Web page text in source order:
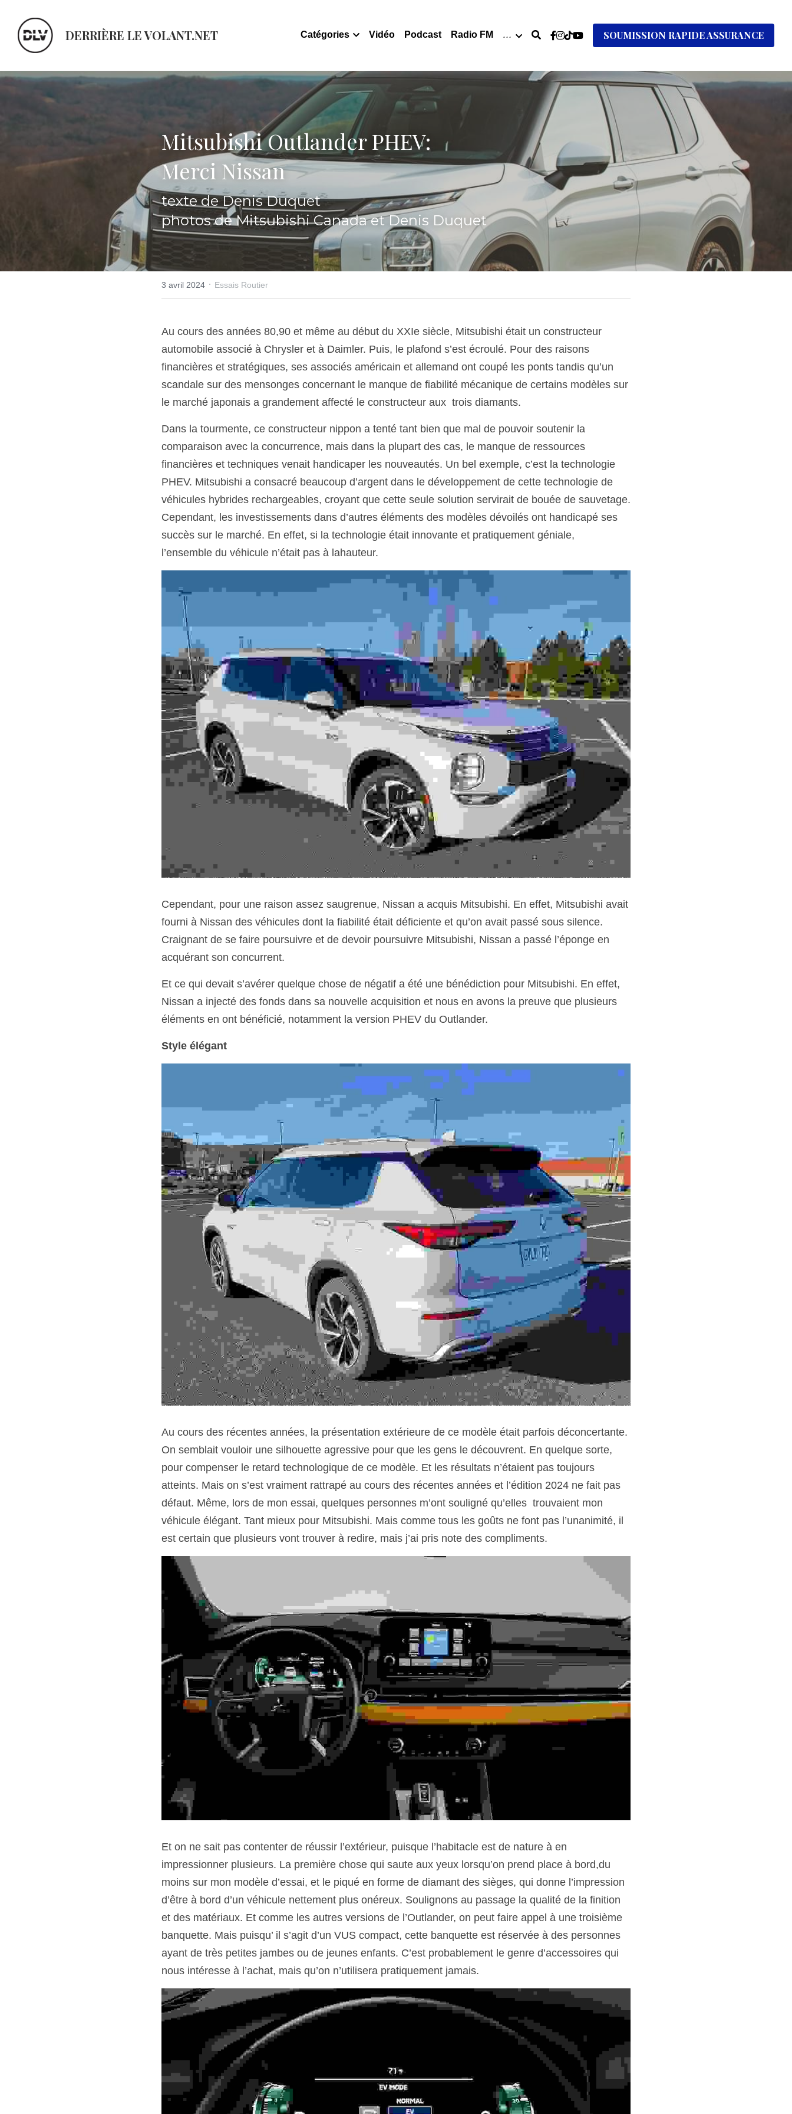
DERRIÈRE LE VOLANT.NET Catégories Vidéo Podcast Radio FM … SOUMISSION RAPIDE ASSURANCE
Mitsubishi Outlander PHEV:
Merci Nissan
texte de Denis Duquet
photos de Mitsubishi Canada et Denis Duquet
3 avril 2024 · Essais Routier
Au cours des années 80,90 et même au début du XXIe siècle, Mitsubishi était un constructeur
automobile associé à Chrysler et à Daimler. Puis, le plafond s’est écroulé. Pour des raisons
financières et stratégiques, ses associés américain et allemand ont coupé les ponts tandis qu’un
scandale sur des mensonges concernant le manque de fiabilité mécanique de certains modèles sur
le marché japonais a grandement affecté le constructeur aux  trois diamants.
Dans la tourmente, ce constructeur nippon a tenté tant bien que mal de pouvoir soutenir la
comparaison avec la concurrence, mais dans la plupart des cas, le manque de ressources
financières et techniques venait handicaper les nouveautés. Un bel exemple, c’est la technologie
PHEV. Mitsubishi a consacré beaucoup d’argent dans le développement de cette technologie de
véhicules hybrides rechargeables, croyant que cette seule solution servirait de bouée de sauvetage.
Cependant, les investissements dans d’autres éléments des modèles dévoilés ont handicapé ses
succès sur le marché. En effet, si la technologie était innovante et pratiquement géniale,
l’ensemble du véhicule n’était pas à lahauteur.
Cependant, pour une raison assez saugrenue, Nissan a acquis Mitsubishi. En effet, Mitsubishi avait
fourni à Nissan des véhicules dont la fiabilité était déficiente et qu’on avait passé sous silence.
Craignant de se faire poursuivre et de devoir poursuivre Mitsubishi, Nissan a passé l’éponge en
acquérant son concurrent.
Et ce qui devait s’avérer quelque chose de négatif a été une bénédiction pour Mitsubishi. En effet,
Nissan a injecté des fonds dans sa nouvelle acquisition et nous en avons la preuve que plusieurs
éléments en ont bénéficié, notamment la version PHEV du Outlander.
Style élégant
Au cours des récentes années, la présentation extérieure de ce modèle était parfois déconcertante.
On semblait vouloir une silhouette agressive pour que les gens le découvrent. En quelque sorte,
pour compenser le retard technologique de ce modèle. Et les résultats n’étaient pas toujours
atteints. Mais on s’est vraiment rattrapé au cours des récentes années et l’édition 2024 ne fait pas
défaut. Même, lors de mon essai, quelques personnes m’ont souligné qu’elles  trouvaient mon
véhicule élégant. Tant mieux pour Mitsubishi. Mais comme tous les goûts ne font pas l’unanimité, il
est certain que plusieurs vont trouver à redire, mais j’ai pris note des compliments.
Et on ne sait pas contenter de réussir l’extérieur, puisque l’habitacle est de nature à en
impressionner plusieurs. La première chose qui saute aux yeux lorsqu’on prend place à bord,du
moins sur mon modèle d’essai, et le piqué en forme de diamant des sièges, qui donne l’impression
d’être à bord d’un véhicule nettement plus onéreux. Soulignons au passage la qualité de la finition
et des matériaux. Et comme les autres versions de l’Outlander, on peut faire appel à une troisième
banquette. Mais puisqu’ il s’agit d’un VUS compact, cette banquette est réservée à des personnes
ayant de très petites jambes ou de jeunes enfants. C’est probablement le genre d’accessoires qui
nous intéresse à l’achat, mais qu’on n’utilisera pratiquement jamais.